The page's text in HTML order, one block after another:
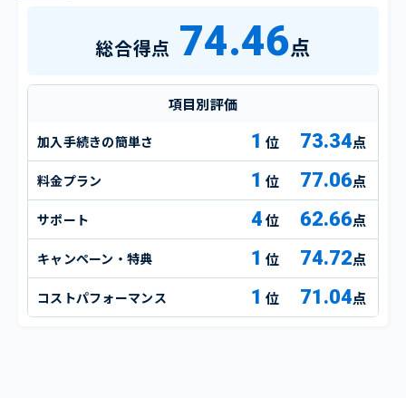
総合得点 74.46点
項目別評価
加入手続きの簡単さ 1 73.34点
料金プラン 1 77.06点
サポート 4 62.66点
キャンペーン・特典 1 74.72点
コストパフォーマンス 1 71.04点